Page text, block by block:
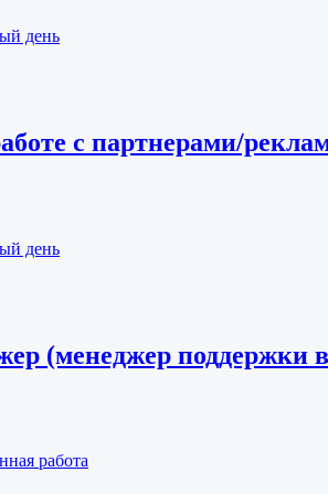
день
с партнерами/
день
(менеджер поддержки
работа